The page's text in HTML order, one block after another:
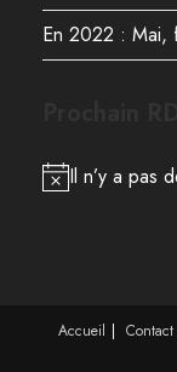
En 2022 : Mai,
Il n’y a pas
Accueil Contact